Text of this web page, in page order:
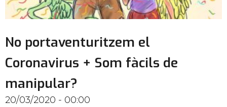
No portaventuritzem el
Coronavirus + Som fàcils de
manipular?
20/03/2020 - 00:00